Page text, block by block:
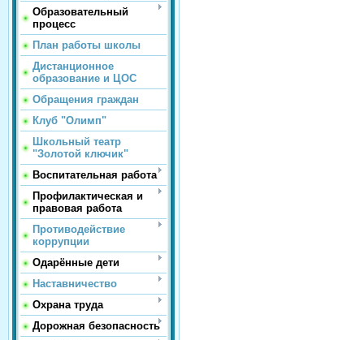
Образовательный
процесс
План работы школы
Дистанционное
образование и ЦОС
Обращения граждан
Клуб "Олимп"
Школьный театр
"Золотой ключик"
Воспитательная работа
Профилактическая и
правовая работа
Противодействие
коррупции
Одарённые дети
Наставничество
Охрана труда
Дорожная безопасность